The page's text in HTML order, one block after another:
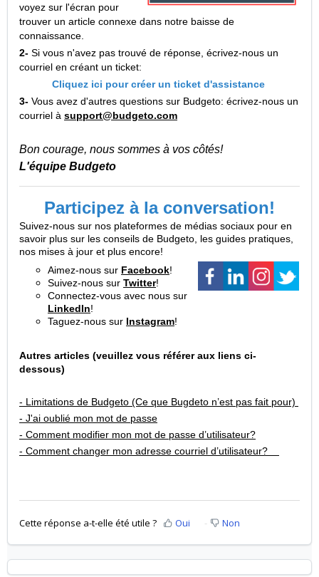
voyez sur l'écran pour
trouver un article connexe dans notre baisse de
connaissance.
2- Si vous n'avez pas trouvé de réponse, écrivez-nous un
courriel en créant un ticket:
Cliquez ici pour créer un ticket d'assistance
3- Vous avez d'autres questions sur Budgeto: écrivez-nous un
courriel à support@budgeto.com
Bon courage, nous sommes à vos côtés!
L'équipe Budgeto
Participez à la conversation!
Suivez-nous sur nos plateformes de médias sociaux pour en
savoir plus sur les conseils de Budgeto, les guides pratiques,
nos mises à jour et plus encore!
Aimez-nous sur Facebook!
Suivez-nous sur Twitter!
Connectez-vous avec nous sur
LinkedIn!
Taguez-nous sur Instagram!
Autres articles (veuillez vous référer aux liens ci-
dessous)
- Limitations de Budgeto (Ce que Bugdeto n’est pas fait pour)
- J'ai oublié mon mot de passe
- Comment modifier mon mot de passe d’utilisateur?
- Comment changer mon adresse courriel d’utilisateur?
Cette réponse a-t-elle été utile ? Oui Non